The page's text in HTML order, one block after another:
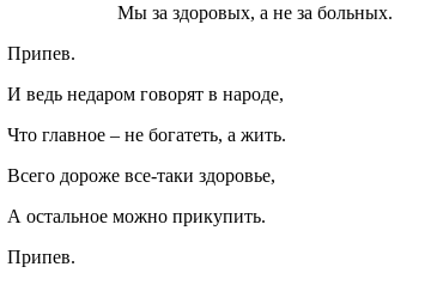
Мы за здоровых, а не за больных.
Припев.
И ведь недаром говорят в народе,
Что главное – не богатеть, а жить.
Всего дороже все-таки здоровье,
А остальное можно прикупить.
Припев.